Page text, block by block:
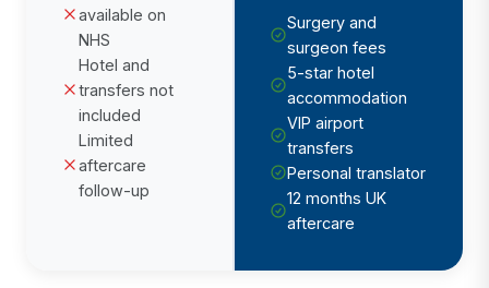
available on
NHS
Hotel and
transfers not
included
Limited
aftercare
follow-up
Surgery and
surgeon fees
5-star hotel
accommodation
VIP airport
transfers
Personal translator
12 months UK
aftercare